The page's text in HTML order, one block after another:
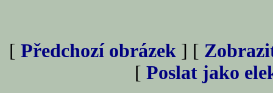
[ Předchozí obrázek ] [
[ Poslat jako